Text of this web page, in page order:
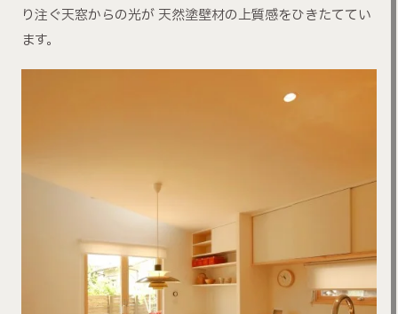
り注ぐ天窓からの光が 天然塗壁材の上質感をひきたててい
ます。